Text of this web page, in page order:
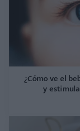
¿Cómo ve el
y